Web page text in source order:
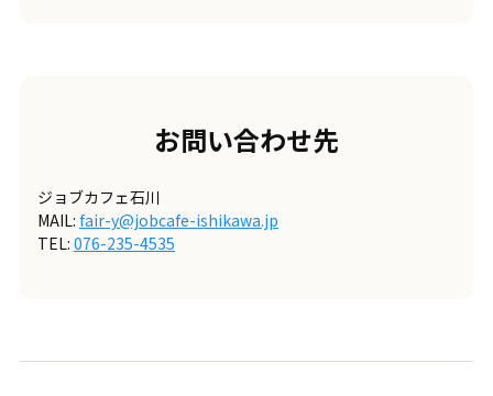
お問い合わせ先
ジョブカフェ石川
MAIL: fair-y@jobcafe-ishikawa.jp
TEL: 076-235-4535